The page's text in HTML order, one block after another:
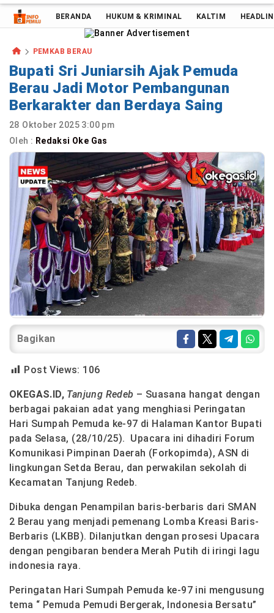
Oke Gas Indonesia | Energi Positif Informasi Terkini!
BERANDA HUKUM & KRIMINAL KALTIM
PEMKAB BERAU
Bupati Sri Juniarsih Ajak Pemuda
Berau Jadi Motor Pembangunan
Berkarakter dan Berdaya Saing
28 Oktober 2025 3:00 pm
Oleh : Redaksi Oke Gas
Bagikan
Post Views: 106
OKEGAS.ID, Tanjung Redeb – Suasana hangat dengan
berbagai pakaian adat yang menghiasi Peringatan
Hari Sumpah Pemuda ke-97 di Halaman Kantor Bupati
pada Selasa, (28/10/25). Upacara ini dihadiri Forum
Komunikasi Pimpinan Daerah (Forkopimda), ASN di
lingkungan Setda Berau, dan perwakilan sekolah di
Kecamatan Tanjung Redeb.
Dibuka dengan Penampilan baris-berbaris dari SMAN
2 Berau yang menjadi pemenang Lomba Kreasi Baris-
Berbaris (LKBB). Dilanjutkan dengan prosesi Upacara
dengan pengibaran bendera Merah Putih di iringi lagu
indonesia raya.
Peringatan Hari Sumpah Pemuda ke-97 ini mengusung
tema “ Pemuda Pemudi Bergerak, Indonesia Bersatu”